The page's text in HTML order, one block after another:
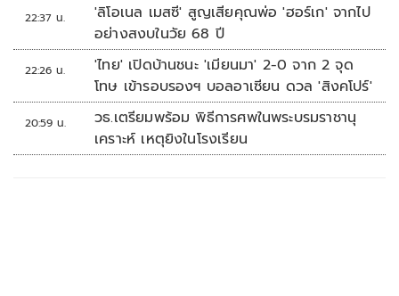
22:37 น.
'ลิโอเนล เมสซี' สูญเสียคุณพ่อ 'ฮอร์เก' จากไป
อย่างสงบในวัย 68 ปี
22:26 น.
'ไทย' เปิดบ้านชนะ 'เมียนมา' 2-0 จาก 2 จุด
โทษ เข้ารอบรองฯ บอลอาเซียน ดวล 'สิงคโปร์'
20:59 น.
วธ.เตรียมพร้อม พิธีการศพในพระบรมราชานุ
เคราะห์ เหตุยิงในโรงเรียน